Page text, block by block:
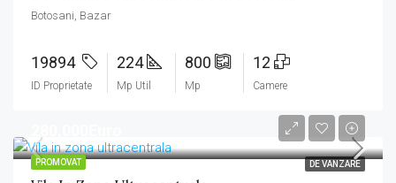
Botosani, Bazar
19894
ID Proprietate
224
Mp Util
800
Mp
12
Camere
PROMOVAT DE VANZARE